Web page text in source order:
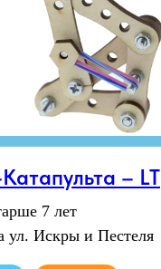
– LT
7 лет
ул. Искры и Пестеля